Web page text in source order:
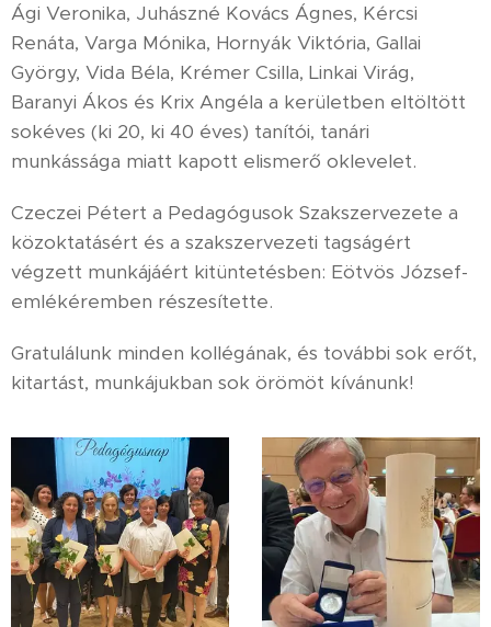
Ági Veronika, Juhászné Kovács Ágnes, Kércsi
Renáta, Varga Mónika, Hornyák Viktória, Gallai
György, Vida Béla, Krémer Csilla, Linkai Virág,
Baranyi Ákos és Krix Angéla a kerületben eltöltött
sokéves (ki 20, ki 40 éves) tanítói, tanári
munkássága miatt kapott elismerő oklevelet.
Czeczei Pétert a Pedagógusok Szakszervezete a
közoktatásért és a szakszervezeti tagságért
végzett munkájáért kitüntetésben: Eötvös József-
emlékéremben részesítette.
Gratulálunk minden kollégának, és további sok erőt,
kitartást, munkájukban sok örömöt kívánunk!